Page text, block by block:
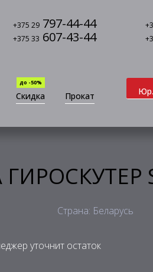
+375 29 797-44-44
+375 33 607-43-44
Скидка
до -50%
Прокат
Страна: Беларусь
уточнит остаток